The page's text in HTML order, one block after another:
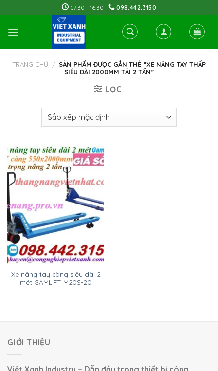
to
content
07:30 - 16:30 | 098.442.3150
TRANG CHỦ / SẢN PHẨM ĐƯỢC GẮN THẺ “XE NÂNG TAY THẤP
SIÊU DÀI 2000MM TẢI 2 TẤN”
LỌC
Xe nâng tay càng siêu dài 2
mét GAMLIFT M20S-20
GIỚI THIỆU
Việt Xanh Industry – Dẫn đầu trong thiết bị công